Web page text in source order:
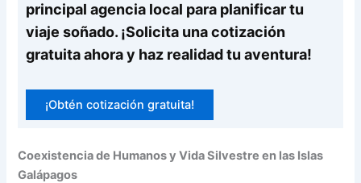
principal agencia local para planificar tu
viaje soñado. ¡Solicita una cotización
gratuita ahora y haz realidad tu aventura!
¡Obtén cotización gratuita!
Coexistencia de Humanos y Vida Silvestre en las Islas
Galápagos